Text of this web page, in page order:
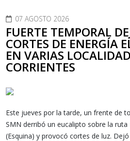
07 AGOSTO 2026
FUERTE TEMPORAL
CORTES DE ENERGÍA
EN VARIAS
CORRIENTES
Este jueves por la tarde, un frente de
SMN derribó un eucalipto sobre la ruta
(Esquina) y provocó cortes de luz.